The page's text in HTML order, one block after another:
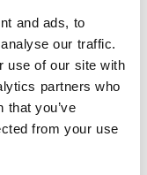
and ads, to
our traffic.
use of our site with
partners who
that you’ve
from your use
stärker
nästa